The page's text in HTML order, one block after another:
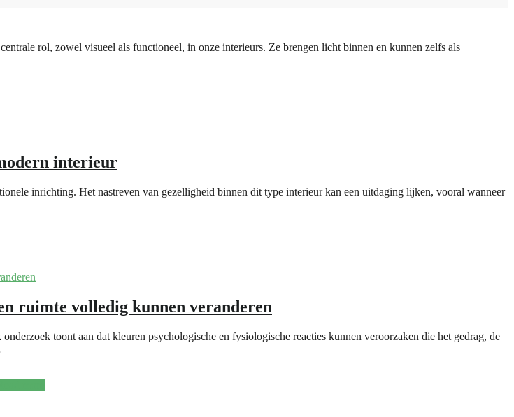
rol, zowel visueel als functioneel, in onze interieurs. Ze brengen licht binnen en kunnen zelfs als
interieur
inrichting. Het nastreven van gezelligheid binnen dit type interieur kan een uitdaging lijken, vooral wanneer
ruimte volledig kunnen veranderen
toont aan dat kleuren psychologische en fysiologische reacties kunnen veroorzaken die het gedrag, de